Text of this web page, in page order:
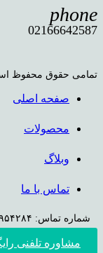
phone
02166642587
تمامی حقوق محفوظ
صفحه اصلی
محصولات
وبلاگ
تماس با ما
مشاوره تلفنی